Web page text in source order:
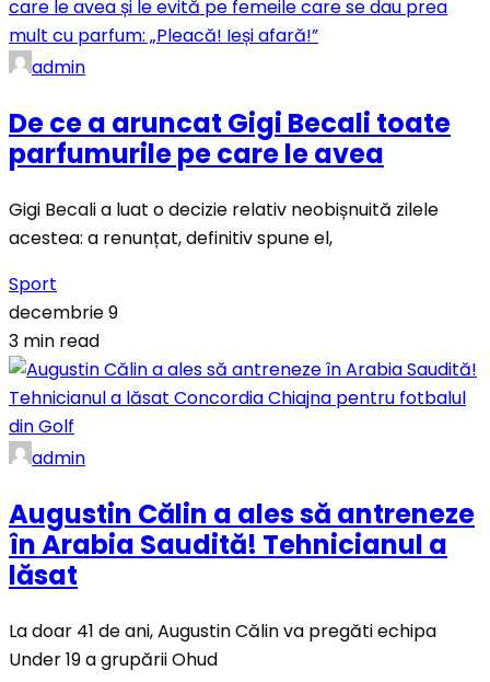
admin
De ce a aruncat Gigi Becali toate
parfumurile pe care le avea
Gigi Becali a luat o decizie relativ neobișnuită zilele
acestea: a renunțat, definitiv spune el,
Sport
decembrie 9
3 min read
admin
Augustin Călin a ales să antreneze
în Arabia Saudită! Tehnicianul a
lăsat
La doar 41 de ani, Augustin Călin va pregăti echipa
Under 19 a grupării Ohud